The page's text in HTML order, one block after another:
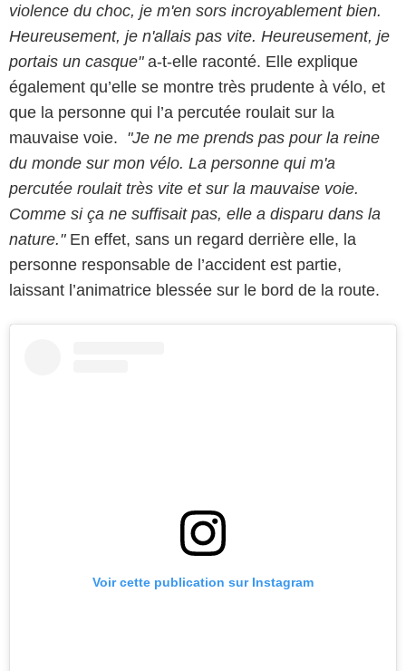
violence du choc, je m'en sors incroyablement bien.
Heureusement, je n'allais pas vite. Heureusement, je
portais un casque" a-t-elle raconté. Elle explique
également qu’elle se montre très prudente à vélo, et
que la personne qui l’a percutée roulait sur la
mauvaise voie. "Je ne me prends pas pour la reine
du monde sur mon vélo. La personne qui m'a
percutée roulait très vite et sur la mauvaise voie.
Comme si ça ne suffisait pas, elle a disparu dans la
nature."En effet, sans un regard derrière elle, la
personne responsable de l’accident est partie,
laissant l’animatrice blessée sur le bord de la route.
Voir cette publication sur Instagram